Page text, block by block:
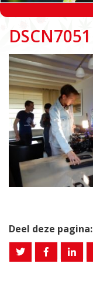
DSCN7051
Deel deze pagina: